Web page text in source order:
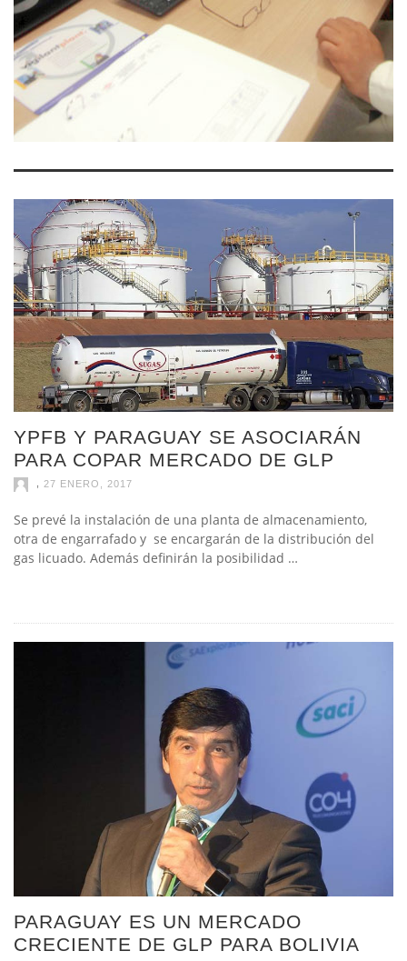
YPFB Y PARAGUAY SE ASOCIARÁN
PARA COPAR MERCADO DE GLP
, 27 ENERO, 2017
Se prevé la instalación de una planta de almacenamiento,
otra de engarrafado y se encargarán de la distribución del
gas licuado. Además definirán la posibilidad …
PARAGUAY ES UN MERCADO
CRECIENTE DE GLP PARA BOLIVIA